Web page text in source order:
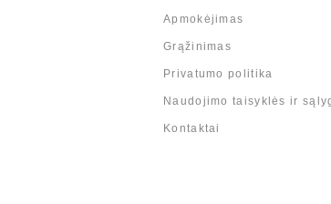
Apmokėjimas
Grąžinimas
Privatumo politika
Naudojimo taisyklės ir
Kontaktai